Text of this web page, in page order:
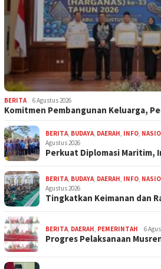
BERITA 6 Agustus 2026
Komitmen Pembangunan Keluarga,
BERITA BUDAYA DAERAH INFO
Agustus 2026
Perkuat Diplomasi Maritim,
BERITA BUDAYA DAERAH INFO
Agustus 2026
Tingkatkan Keimanan dan
BERITA DAERAH PEMERINTAH 6
Progres Pelaksanaan